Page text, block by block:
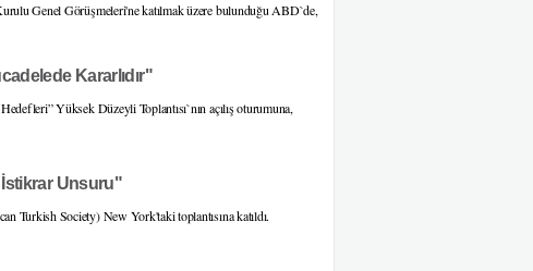
Genel Görüşmeleri'ne katılmak üzere bulunduğu ABD`de,
Kararlıdır"
Yüksek Düzeyli Toplantısı`nın açılış oturumuna,
Unsuru"
Turkish Society) New York'taki toplantısına katıldı.